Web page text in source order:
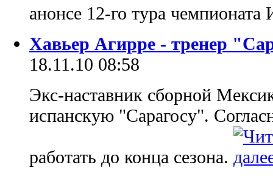
анонсе 12-го тура
Хавьер Агирре - тренер
18.11.10 08:58
Экс-наставник сборной
испанскую "Сарагосу".
работать до конца сезона.